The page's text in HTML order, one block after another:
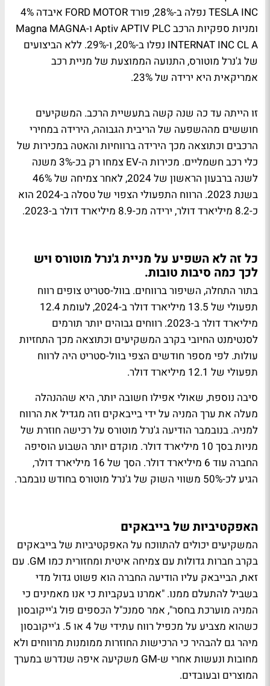
TESLA INC נפלה ב-28%, פורד FORD MOTOR איבדה 4%
ומניות ספקיות הרכב Aptiv APTIV PLC ו-Magna MAGNA
INTERNAT INC CL A נפלו ב-20%, ו-29%. ללא הביצועים
של ג'נרל מוטורס, התנועה הממוצעת של מניית רכב
אמריקאית היא ירידה של 23%.
זו הייתה עד כה שנה קשה בתעשיית הרכב. המשקיעים
חוששים מההשפעה של הריבית הגבוהה, הירידה במחירי
הרכבים וכתוצאה מכך הירידה ברווחיות והאטה במכירות של
כלי רכב חשמליים. מכירות ה-EV צמחו רק בכ-3% משנה
לשנה ברבעון הראשון של 2024, לאחר צמיחה של 46%
בשנת 2023. הרווח התפעולי הצפוי של טסלה ב-2024 הוא
כ-8.2 מיליארד דולר, ירידה מכ-8.9 מיליארד דולר ב-2023.
כל זה לא השפיע על מניית ג'נרל מוטורס ויש
לכך כמה סיבות טובות.
בתור התחלה, השיפור ברווחים. בוול-סטריט צופים רווח
תפעולי של 13.5 מיליארד דולר ב-2024, לעומת 12.4
מיליארד דולר ב-2023. רווחים גבוהים יותר תורמים
לסנטימנט החיובי בקרב המשקיעים וכתוצאה מכך התחזיות
עולות. לפי מספר חודשים הצפי בוול-סטריט היה לרווח
תפעולי של 12.1 מיליארד דולר.
סיבה נוספת, שאולי אפילו חשובה יותר, היא שההנהלה
מעלה את ערך המניה על ידי בייבאקים וזה מגדיל את הרווח
למניה. בנובמבר הודיעה ג'נרל מוטורס על רכישה חוזרת של
מניות בסך 10 מיליארד דולר. מוקדם יותר השבוע הוסיפה
החברה עוד 6 מיליארד דולר. הסך של 16 מיליארד דולר,
הגיע לכ-50% משווי השוק של ג'נרל מוטורס בחודש נובמבר.
האפקטיביות של בייבאקים
המשקיעים יכולים להתווכח על האפקטיביות של בייבאקים
בקרב חברות גדולות עם צמיחה איטית ומחזורית כמו GM. עם
זאת, הבייבאק עליו הודיעה החברה הוא פשוט גדול מדי
בשביל להתעלם ממנו. "אמרנו בעקביות כי אנו מאמינים כי
המניה מוערכת בחסר", אמר סמנכ"ל הכספים פול ג'ייקובסון
כשהוא מצביע על מכפיל רווח עתידי של 4 או 5. ג'ייקובסון
מיהר גם להבהיר כי הרכישות החוזרות ממומנות מרווחים ולא
מחובות ונעשות אחרי ש-GM משקיעה איפה שנדרש במערך
המוצרים ובעובדים.